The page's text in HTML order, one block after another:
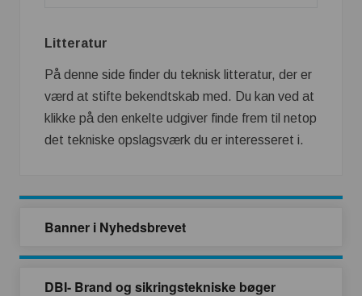
Litteratur
På denne side finder du teknisk litteratur, der er
værd at stifte bekendtskab med. Du kan ved at
klikke på den enkelte udgiver finde frem til netop
det tekniske opslagsværk du er interesseret i.
Banner i Nyhedsbrevet
DBI- Brand og sikringstekniske bøger